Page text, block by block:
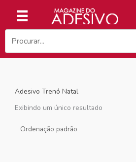
conteúdo
Adesivo Trenó Natal
Exibindo um único resultado